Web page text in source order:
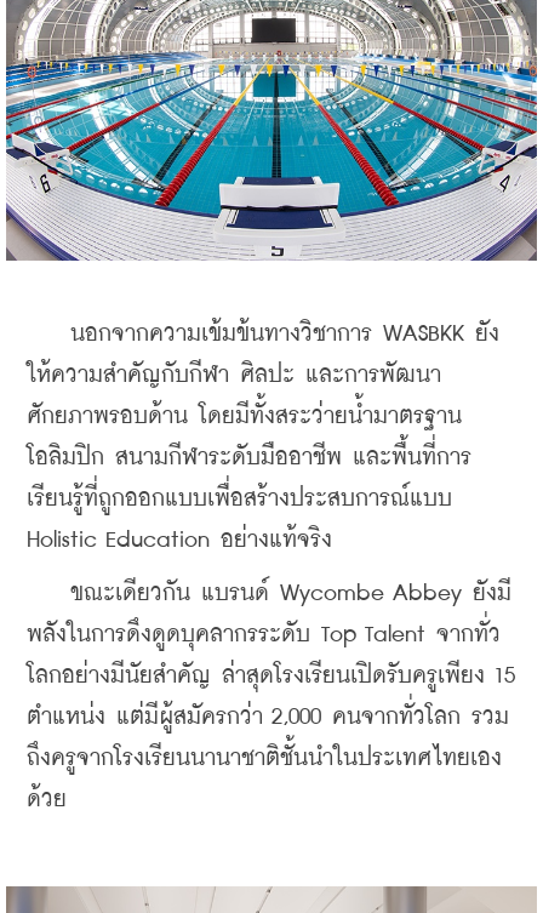
นอกจากความเข้มข้นทางวิชาการ WASBKK ยัง
ให้ความสำคัญกับกีฬา ศิลปะ และการพัฒนา
ศักยภาพรอบด้าน โดยมีทั้งสระว่ายน้ำมาตรฐาน
โอลิมปิก สนามกีฬาระดับมืออาชีพ และพื้นที่การ
เรียนรู้ที่ถูกออกแบบเพื่อสร้างประสบการณ์แบบ
Holistic Education อย่างแท้จริง
ขณะเดียวกัน แบรนด์ Wycombe Abbey ยังมี
พลังในการดึงดูดบุคลากรระดับ Top Talent จากทั่ว
โลกอย่างมีนัยสำคัญ ล่าสุดโรงเรียนเปิดรับครูเพียง 15
ตำแหน่ง แต่มีผู้สมัครกว่า 2,000 คนจากทั่วโลก รวม
ถึงครูจากโรงเรียนนานาชาติชั้นนำในประเทศไทยเอง
ด้วย